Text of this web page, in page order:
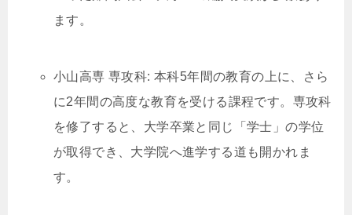
ます。
小山高専 専攻科: 本科5年間の教育の上に、さら
に2年間の高度な教育を受ける課程です。専攻科
を修了すると、大学卒業と同じ「学士」の学位
が取得でき、大学院へ進学する道も開かれま
す。